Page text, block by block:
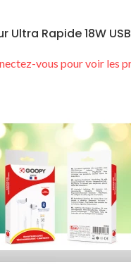
Ultra Rapide 18W
vous pour voir les